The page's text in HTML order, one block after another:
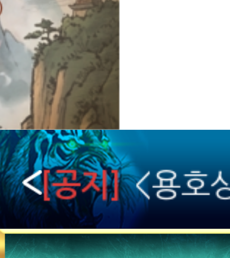
[가이드]
[공지]『 용호
완료 안내
[공지]<용호
스토어, 원스
[공지]용호상